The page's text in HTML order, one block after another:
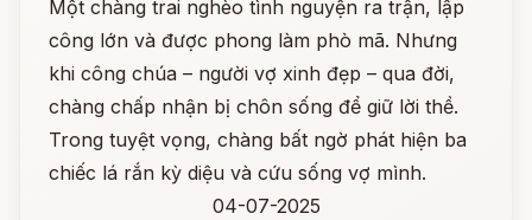
Một chàng trai nghèo tình nguyện ra trận, lập
công lớn và được phong làm phò mã. Nhưng
khi công chúa – người vợ xinh đẹp – qua đời,
chàng chấp nhận bị chôn sống để giữ lời thề.
Trong tuyệt vọng, chàng bất ngờ phát hiện ba
chiếc lá rắn kỳ diệu và cứu sống vợ mình.
04-07-2025